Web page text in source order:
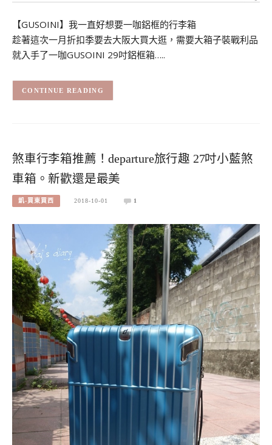
【GUSOINI】我一直好想要一咖鋁框的行李箱
趁著這次一月折扣季要去大阪大買大逛，需要大箱子裝戰利品
就入手了一咖GUSOINI 29吋鋁框箱…..
CONTINUE READING
煞車行李箱推薦！departure旅行趣 27吋小藍煞
車箱。新歡還是最美
凱-買東買西 2018-10-01 1